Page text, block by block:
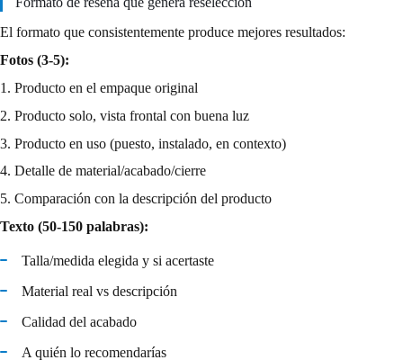
El formato que consistentemente produce mejores resultados:
Fotos (3-5):
1. Producto en el empaque original
2. Producto solo, vista frontal con buena luz
3. Producto en uso (puesto, instalado, en contexto)
4. Detalle de material/acabado/cierre
5. Comparación con la descripción del producto
Texto (50-150 palabras):
Talla/medida elegida y si acertaste
Material real vs descripción
Calidad del acabado
A quién lo recomendarías